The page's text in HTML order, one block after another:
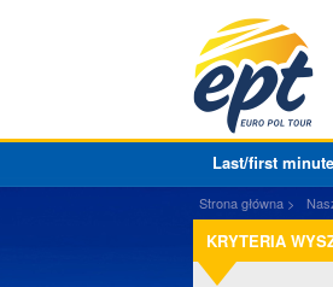
Last/first minute
Strona główna
KRYTERIA